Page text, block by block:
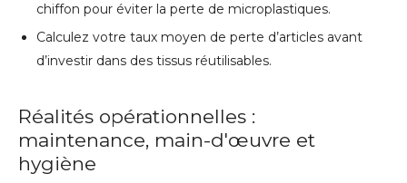
chiffon pour éviter la perte de microplastiques.
Calculez votre taux moyen de perte d’articles avant
d’investir dans des tissus réutilisables.
Réalités opérationnelles :
maintenance, main-d'œuvre et
hygiène